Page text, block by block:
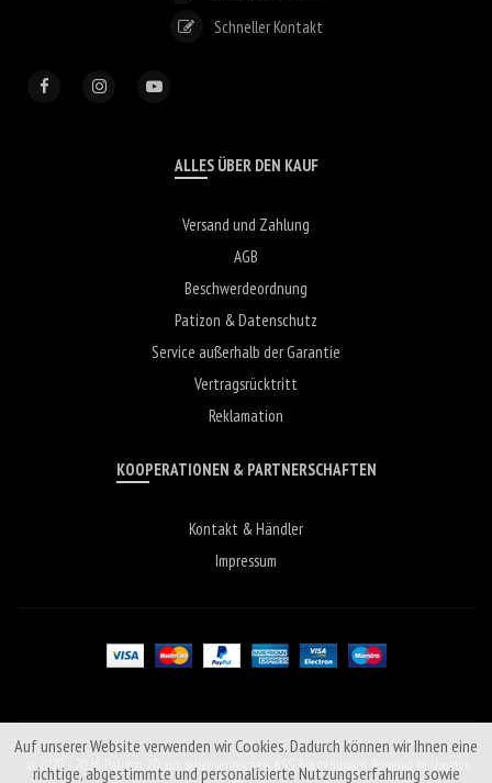
Schneller Kontakt
ALLES ÜBER DEN KAUF
Versand und Zahlung
AGB
Beschwerdeordnung
Patizon & Datenschutz
Service außerhalb der Garantie
Vertragsrücktritt
Reklamation
KOOPERATIONEN & PARTNERSCHAFTEN
Kontakt & Händler
Impressum
© 2020 - 2026 Patizon 2.0 s.r.o., seitenverzeichnis RSS Einstellungen
Powered by Upgates
Auf unserer Website verwenden wir Cookies. Dadurch können wir Ihnen eine
richtige, abgestimmte und personalisierte Nutzungserfahrung sowie